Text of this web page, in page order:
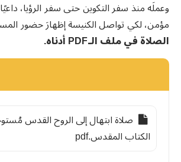
وعملَه منذ سفر التكوين حتى سفر الرؤيا،
مؤمن، لكي تواصل الكنيسة إظهارَ حضور
الصلاة في ملف الـPDF أدناه.
صلاة ابتهال إلى الروح القدس
الكتاب المقدس.pdf